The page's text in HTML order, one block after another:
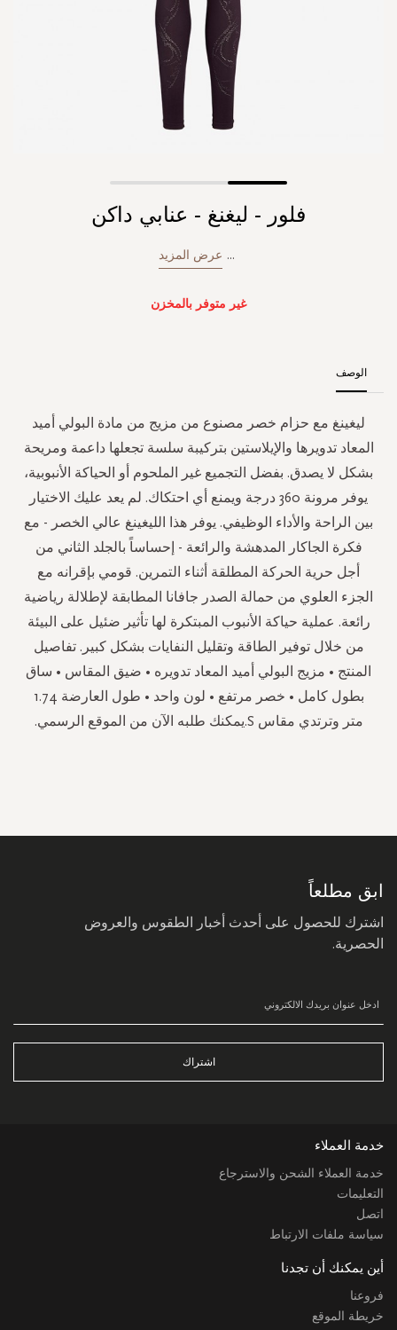
فلور - ليغنغ - عنابي داكن
... عرض المزيد
غير متوفر بالمخزن
الوصف
ليغينغ مع حزام خصر مصنوع من مزيج من مادة البولي أميد
المعاد تدويرها والإيلاستين بتركيبة سلسة تجعلها داعمة ومريحة
بشكل لا يصدق. بفضل التجميع غير الملحوم أو الحياكة الأنبوبية،
يوفر مرونة 360 درجة ويمنع أي احتكاك. لم يعد عليك الاختيار
بين الراحة والأداء الوظيفي. يوفر هذا الليغينغ عالي الخصر - مع
فكرة الجاكار المدهشة والرائعة - إحساساً بالجلد الثاني من
أجل حرية الحركة المطلقة أثناء التمرين. قومي بإقرانه مع
الجزء العلوي من حمالة الصدر جافانا المطابقة لإطلالة رياضية
رائعة. عملية حياكة الأنبوب المبتكرة لها تأثير ضئيل على البيئة
من خلال توفير الطاقة وتقليل النفايات بشكل كبير. تفاصيل
المنتج • مزيج البولي أميد المعاد تدويره • ضيق المقاس • ساق
بطول كامل • خصر مرتفع • لون واحد • طول العارضة 1.74
متر وترتدي مقاس S.يمكنك طلبه الآن من الموقع الرسمي.
ابق مطلعاً
اشترك للحصول على أحدث أخبار الطقوس والعروض
الحصرية.
اشتراك
خدمة العملاء
خدمة العملاء الشحن والاسترجاع
التعليمات
اتصل
سياسة ملفات الارتباط
أين يمكنك أن تجدنا
فروعنا
خريطة الموقع